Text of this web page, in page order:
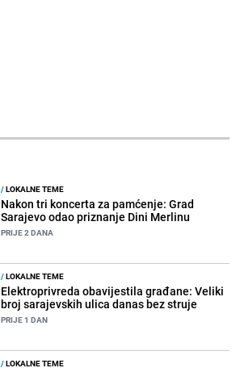
/LOKALNE TEME
Nakon tri koncerta za pamćenje: Grad
Sarajevo odao priznanje Dini Merlinu
PRIJE 2 DANA
/LOKALNE TEME
Elektroprivreda obavijestila građane: Veliki
broj sarajevskih ulica danas bez struje
PRIJE 1 DAN
/LOKALNE TEME